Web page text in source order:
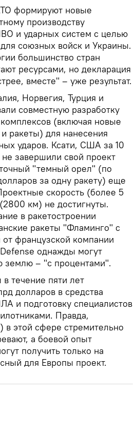
формируют новые
производству
и ударных систем с целью
союзных войск и Украины.
большинство стран
ресурсами, но декларация
вместе" – уже результат.
Норвегия, Турция и
совместную разработку
(включая новые
ракеты) для нанесения
ударов. Ксати, США за 10
завершили свой проект
"темный орел" (по
за одну ракету) еще
скорость (более 5
км) не достигнуты.
в ракетостроении
ракеты "Фламинго" с
французской компании
однажды могут
землю – "с процентами".
течение пяти лет
долларов в средства
и подготовку специалистов
Правда,
в этой сфере стремительно
а боевой опыт
получить только на
для Европы проект.